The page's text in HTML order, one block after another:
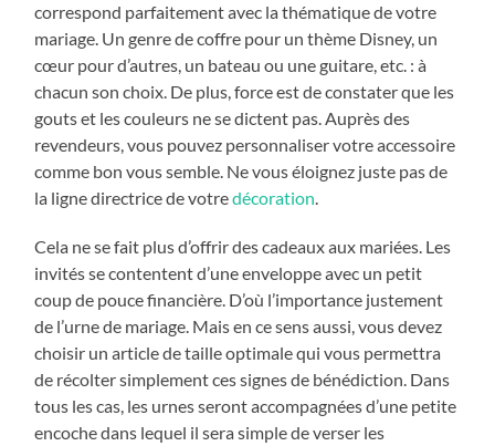
correspond parfaitement avec la thématique de votre
mariage. Un genre de coffre pour un thème Disney, un
cœur pour d’autres, un bateau ou une guitare, etc. : à
chacun son choix. De plus, force est de constater que les
gouts et les couleurs ne se dictent pas. Auprès des
revendeurs, vous pouvez personnaliser votre accessoire
comme bon vous semble. Ne vous éloignez juste pas de
la ligne directrice de votredécoration.
Cela ne se fait plus d’offrir des cadeaux aux mariées. Les
invités se contentent d’une enveloppe avec un petit
coup de pouce financière. D’où l’importance justement
de l’urne de mariage. Mais en ce sens aussi, vous devez
choisir un article de taille optimale qui vous permettra
de récolter simplement ces signes de bénédiction. Dans
tous les cas, les urnes seront accompagnées d’une petite
encoche dans lequel il sera simple de verser les